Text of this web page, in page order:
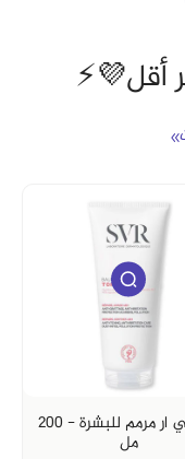
أقل💜⚡
اس في ار مرمم للبشرة - 200
مل